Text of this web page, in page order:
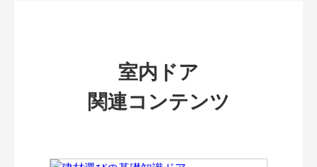
室内ドア
関連コンテンツ